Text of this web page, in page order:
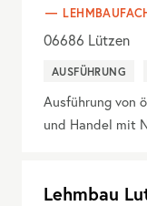
06686 Lützen
AUSFÜHRUNG
Ausführung von
und Handel mit
Lehmbau